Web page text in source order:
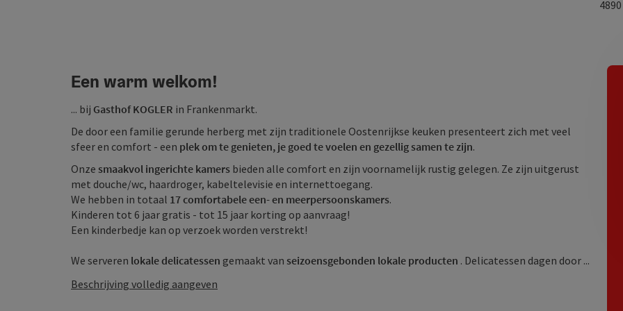
4890
Een warm welkom!
... bij Gasthof KOGLER in Frankenmarkt.
De door een familie gerunde herberg met zijn traditionele Oostenrijkse keuken presenteert zich met veel
sfeer en comfort - een plek om te genieten, je goed te voelen en gezellig samen te zijn.
Onze smaakvol ingerichte kamers bieden alle comfort en zijn voornamelijk rustig gelegen. Ze zijn uitgerust
met douche/wc, haardroger, kabeltelevisie en internettoegang.
We hebben in totaal 17 comfortabele een- en meerpersoonskamers.
Kinderen tot 6 jaar gratis - tot 15 jaar korting op aanvraag!
Een kinderbedje kan op verzoek worden verstrekt!
We serveren lokale delicatessen gemaakt van seizoensgebonden lokale producten . Delicatessen dagen door ...
Beschrijving volledig aangeven